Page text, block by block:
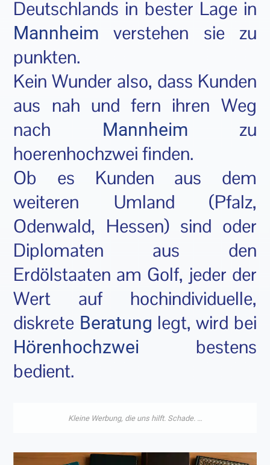
Deutschlands in bester Lage in
Mannheim verstehen sie zu
punkten.
Kein Wunder also, dass Kunden
aus nah und fern ihren Weg
nach
Mannheim zu
hoerenhochzwei finden.
Ob es Kunden aus dem
weiteren Umland (Pfalz,
Odenwald, Hessen) sind oder
Diplomaten aus den
Erdölstaaten am Golf, jeder der
Wert auf hochindividuelle,
diskrete Beratung legt, wird bei
Hörenhochzwei bestens
bedient.